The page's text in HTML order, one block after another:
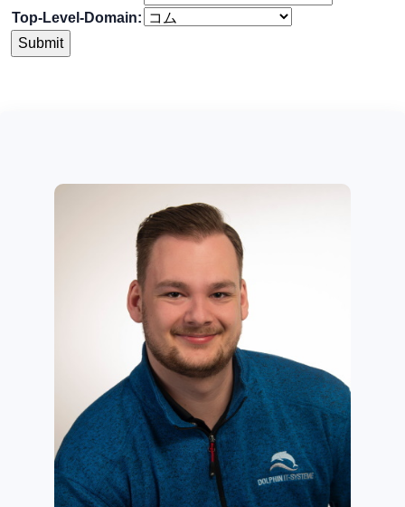
Top-Level-Domain: